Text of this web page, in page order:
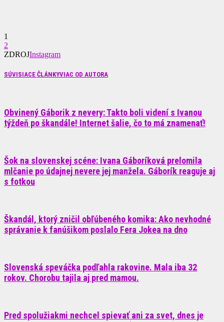
1
2
ZDROJInstagram
SÚVISIACE ČLÁNKYVIAC OD AUTORA
Obvinený Gáborik z nevery: Takto boli videní s Ivanou
týždeň po škandále! Internet šalie, čo to má znamenať!
Šok na slovenskej scéne: Ivana Gáboríková prelomila
mlčanie po údajnej nevere jej manžela. Gáborík reaguje aj
s fotkou
Škandál, ktorý zničil obľúbeného komika: Ako nevhodné
správanie k fanúšikom poslalo Fera Jokea na dno
Slovenská speváčka podľahla rakovine. Mala iba 32
rokov. Chorobu tajila aj pred mamou.
Pred spolužiakmi nechcel spievať ani za svet, dnes je